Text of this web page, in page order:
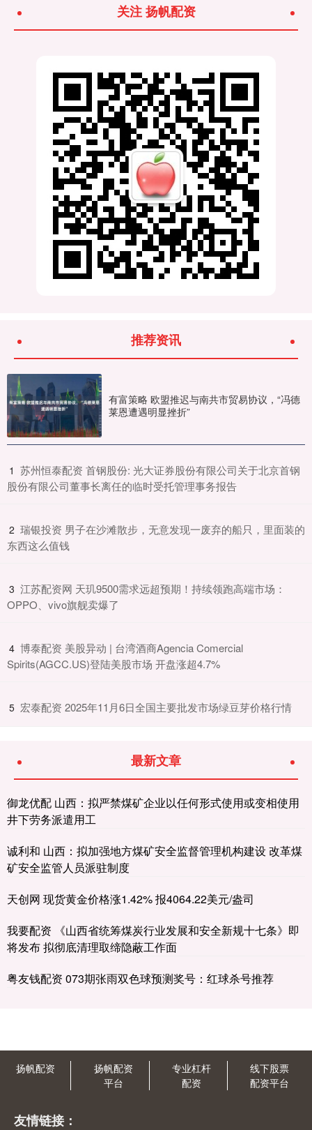
关注 扬帆配资
推荐资讯
有富策略 欧盟推迟与南共市贸易协议，“冯德
莱恩遭遇明显挫折”
1 ​苏州恒泰配资 首钢股份: 光大证券股份有限公司关于北京首钢
股份有限公司董事长离任的临时受托管理事务报告
2 ​瑞银投资 男子在沙滩散步，无意发现一废弃的船只，里面装的
东西这么值钱
3 ​江苏配资网 天玑9500需求远超预期！持续领跑高端市场：
OPPO、vivo旗舰卖爆了
4 ​博泰配资 美股异动 | 台湾酒商Agencia Comercial
Spirits(AGCC.US)登陆美股市场 开盘涨超4.7%
5 ​宏泰配资 2025年11月6日全国主要批发市场绿豆芽价格行情
最新文章
御龙优配 山西：拟严禁煤矿企业以任何形式使用或变相使用
井下劳务派遣用工
诚利和 山西：拟加强地方煤矿安全监督管理机构建设 改革煤
矿安全监管人员派驻制度
天创网 现货黄金价格涨1.42% 报4064.22美元/盎司
我要配资 《山西省统筹煤炭行业发展和安全新规十七条》即
将发布 拟彻底清理取缔隐蔽工作面
粤友钱配资 073期张雨双色球预测奖号：红球杀号推荐
扬帆配资
扬帆配资
平台
专业杠杆
配资
线下股票
配资平台
友情链接：